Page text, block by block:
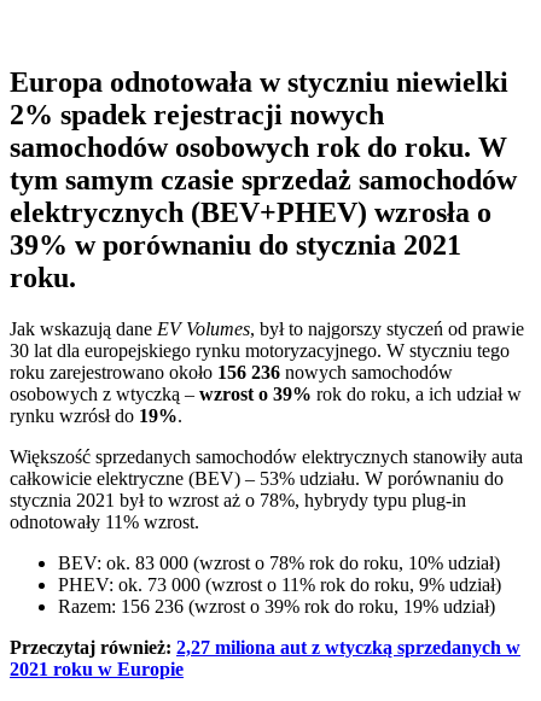
Europa odnotowała w styczniu niewielki
2% spadek rejestracji nowych
samochodów osobowych rok do roku. W
tym samym czasie sprzedaż samochodów
elektrycznych (BEV+PHEV) wzrosła o
39% w porównaniu do stycznia 2021
roku.
Jak wskazują dane EV Volumes, był to najgorszy styczeń od prawie
30 lat dla europejskiego rynku motoryzacyjnego. W styczniu tego
roku zarejestrowano około 156 236 nowych samochodów
osobowych z wtyczką – wzrost o 39% rok do roku, a ich udział w
rynku wzrósł do 19%.
Większość sprzedanych samochodów elektrycznych stanowiły auta
całkowicie elektryczne (BEV) – 53% udziału. W porównaniu do
stycznia 2021 był to wzrost aż o 78%, hybrydy typu plug-in
odnotowały 11% wzrost.
BEV: ok. 83 000 (wzrost o 78% rok do roku, 10% udział)
PHEV: ok. 73 000 (wzrost o 11% rok do roku, 9% udział)
Razem: 156 236 (wzrost o 39% rok do roku, 19% udział)
Przeczytaj również: 2,27 miliona aut z wtyczką sprzedanych w
2021 roku w Europie